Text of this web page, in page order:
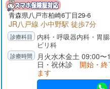
青森県八戸市柏崎6丁目29-6
JR八戸線 小中野駅 徒歩7分
内科・呼吸器内科・胃
ビリ科
月火水木金土 09:00
日・祝休診 開始・終
ます